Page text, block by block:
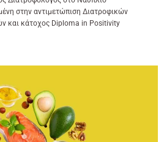
στην αντιμετώπιση Διατροφικών
και κάτοχος Diploma in Positivity